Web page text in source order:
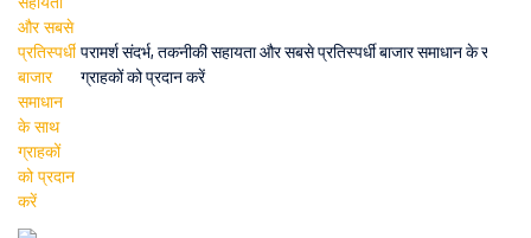
परामर्श संदर्भ, तकनीकी सहायता और सबसे प्रतिस्पर्धी बाजार समाधान के साथ
ग्राहकों को प्रदान करें